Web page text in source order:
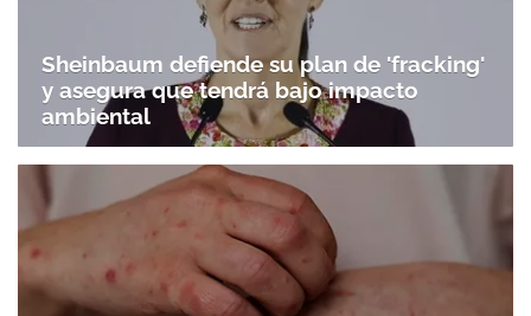
Sheinbaum defiende su plan de 'fracking'
y asegura que tendrá bajo impacto
ambiental